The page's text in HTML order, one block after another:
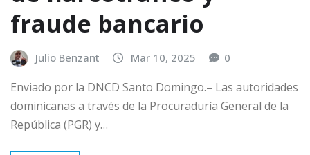
fraude bancario
Julio Benzant Mar 10, 2025 0
Enviado por la DNCD Santo Domingo.– Las autoridades
dominicanas a través de la Procuraduría General de la
República (PGR) y…